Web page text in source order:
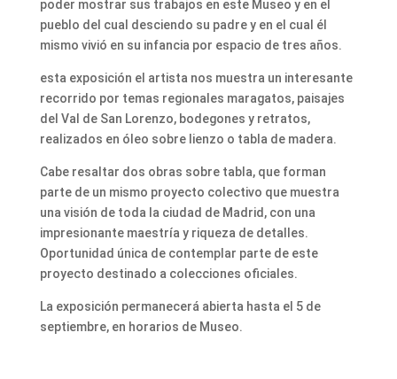
poder mostrar sus trabajos en este Museo y en el
pueblo del cual desciendo su padre y en el cual él
mismo vivió en su infancia por espacio de tres años.
esta exposición el artista nos muestra un interesante
recorrido por temas regionales maragatos, paisajes
del Val de San Lorenzo, bodegones y retratos,
realizados en óleo sobre lienzo o tabla de madera.
Cabe resaltar dos obras sobre tabla, que forman
parte de un mismo proyecto colectivo que muestra
una visión de toda la ciudad de Madrid, con una
impresionante maestría y riqueza de detalles.
Oportunidad única de contemplar parte de este
proyecto destinado a colecciones oficiales.
La exposición permanecerá abierta hasta el 5 de
septiembre, en horarios de Museo.